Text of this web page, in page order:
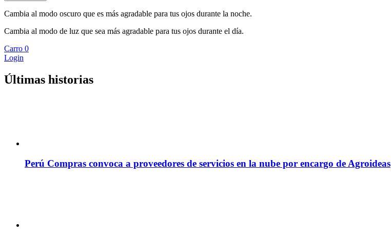
Cambia al modo oscuro que es más agradable para tus ojos durante la noche.
Cambia al modo de luz que sea más agradable para tus ojos durante el día.
Carro 0
Login
Últimas historias
Perú Compras convoca a proveedores de servicios en la nube por encargo de Agroideas